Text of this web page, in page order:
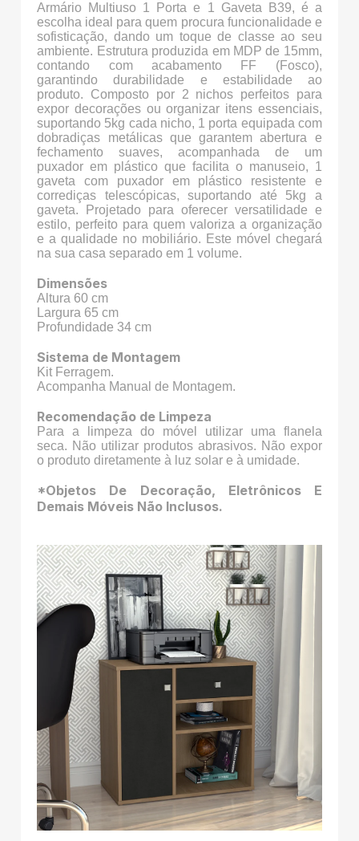
Armário Multiuso 1 Porta e 1 Gaveta B39, é a
escolha ideal para quem procura funcionalidade e
sofisticação, dando um toque de classe ao seu
ambiente. Estrutura produzida em MDP de 15mm,
contando com acabamento FF (Fosco),
garantindo durabilidade e estabilidade ao
produto. Composto por 2 nichos perfeitos para
expor decorações ou organizar itens essenciais,
suportando 5kg cada nicho, 1 porta equipada com
dobradiças metálicas que garantem abertura e
fechamento suaves, acompanhada de um
puxador em plástico que facilita o manuseio, 1
gaveta com puxador em plástico resistente e
corrediças telescópicas, suportando até 5kg a
gaveta. Projetado para oferecer versatilidade e
estilo, perfeito para quem valoriza a organização
e a qualidade no mobiliário. Este móvel chegará
na sua casa separado em 1 volume.
Dimensões
Altura 60 cm
Largura 65 cm
Profundidade 34 cm
Sistema de Montagem
Kit Ferragem.
Acompanha Manual de Montagem.
Recomendação de Limpeza
Para a limpeza do móvel utilizar uma flanela
seca. Não utilizar produtos abrasivos. Não expor
o produto diretamente à luz solar e à umidade.
*Objetos De Decoração, Eletrônicos E
Demais Móveis Não Inclusos.